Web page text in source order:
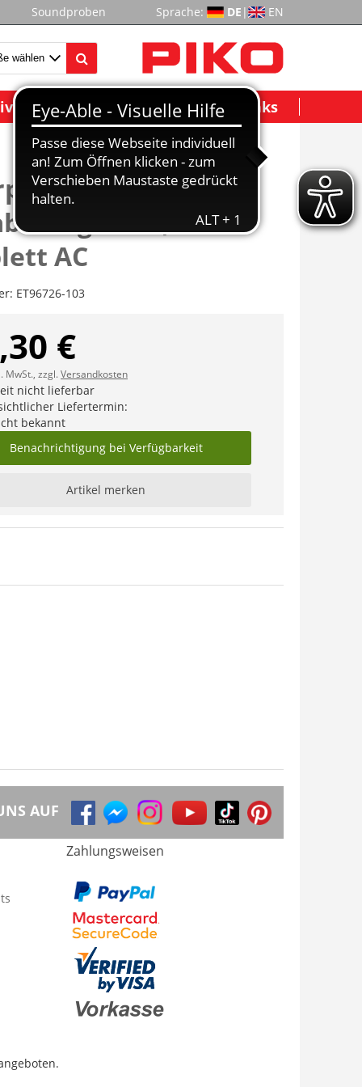
Soundproben Sprache: DE | EN
Modelle Wichtige Links
m.
EW A,
AC
ET96726-103
€
MwSt., zzgl.Versandkosten
nicht lieferbar
Liefertermin:
bekannt
Benachrichtigung bei Verfügbarkeit
Artikel merken
AUF
Zahlungsweisen